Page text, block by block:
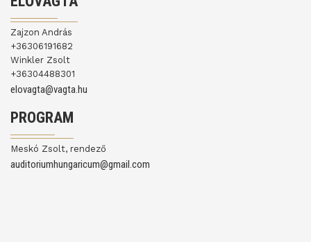
Zajzon András
+36306191682
Winkler Zsolt
+36304488301
elovagta@vagta.hu
PROGRAM
Meskó Zsolt, rendező
auditoriumhungaricum@gmail.com